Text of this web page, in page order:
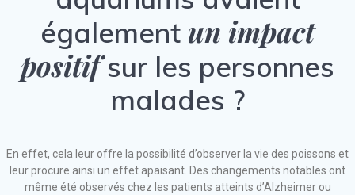
également un impact
positifsur les personnes
malades ?
En effet, cela leur offre la possibilité d’observer la vie des poissons et
leur procure ainsi un effet apaisant. Des changements notables ont
même été observés chez les patients atteints d’Alzheimer ou